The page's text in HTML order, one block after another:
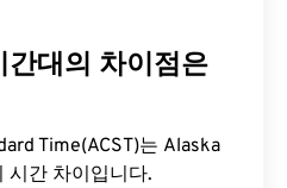
간대의 차이점은
Time(ACST)는 Alaska
시간 차이입니다.